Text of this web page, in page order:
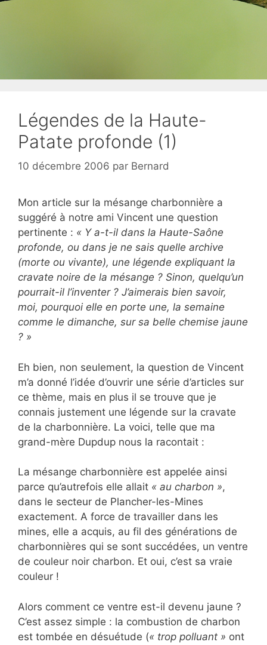
Légendes de la Haute-
Patate profonde (1)
10 décembre 2006 par Bernard
Mon article sur la mésange charbonnière a
suggéré à notre ami Vincent une question
pertinente : « Y a-t-il dans la Haute-Saône
profonde, ou dans je ne sais quelle archive
(morte ou vivante), une légende expliquant la
cravate noire de la mésange ? Sinon, quelqu’un
pourrait-il l’inventer ? J’aimerais bien savoir,
moi, pourquoi elle en porte une, la semaine
comme le dimanche, sur sa belle chemise jaune
? »
Eh bien, non seulement, la question de Vincent
m’a donné l’idée d’ouvrir une série d’articles sur
ce thème, mais en plus il se trouve que je
connais justement une légende sur la cravate
de la charbonnière. La voici, telle que ma
grand-mère Dupdup nous la racontait :
La mésange charbonnière est appelée ainsi
parce qu’autrefois elle allait « au charbon »,
dans le secteur de Plancher-les-Mines
exactement. A force de travailler dans les
mines, elle a acquis, au fil des générations de
charbonnières qui se sont succédées, un ventre
de couleur noir charbon. Et oui, c’est sa vraie
couleur !
Alors comment ce ventre est-il devenu jaune ?
C’est assez simple : la combustion de charbon
est tombée en désuétude (« trop polluant » ont